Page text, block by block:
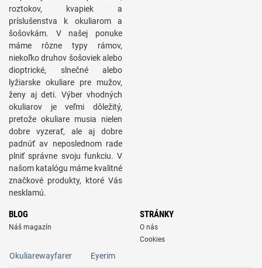
roztokov, kvapiek a
príslušenstva k okuliarom a
šošovkám. V našej ponuke
máme rôzne typy rámov,
niekoľko druhov šošoviek alebo
dioptrické, slnečné alebo
lyžiarske okuliare pre mužov,
ženy aj deti. Výber vhodných
okuliarov je veľmi dôležitý,
pretože okuliare musia nielen
dobre vyzerať, ale aj dobre
padnúť av neposlednom rade
plniť správne svoju funkciu. V
našom katalógu máme kvalitné
značkové produkty, ktoré Vás
nesklamú.
BLOG
Náš magazín
STRÁNKY
O nás
Cookies
Okuliarewayfarer Eyerim